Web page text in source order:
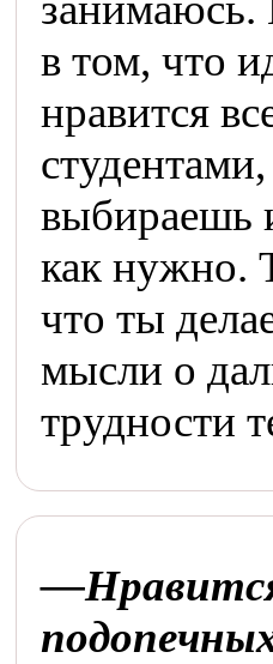
в том, что
нравится
выбираешь
как нужно.
что ты
мысли о
трудности
—Нравится